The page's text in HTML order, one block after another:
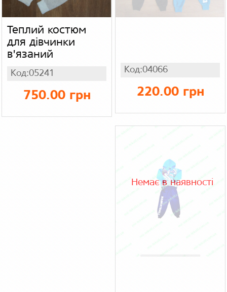
Теплий костюм
для дівчинки
в'язаний
Код:05241
750.00 грн
Код:04066
220.00 грн
Немає в наявності